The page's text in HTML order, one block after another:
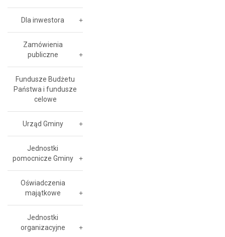
Dla inwestora
Zamówienia
publiczne
Fundusze Budżetu
Państwa i fundusze
celowe
Urząd Gminy
Jednostki
pomocnicze Gminy
Oświadczenia
majątkowe
Jednostki
organizacyjne